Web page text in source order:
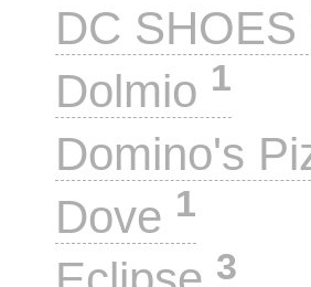
DC SHOES
Dolmio 1
Domino's
Dove 1
3